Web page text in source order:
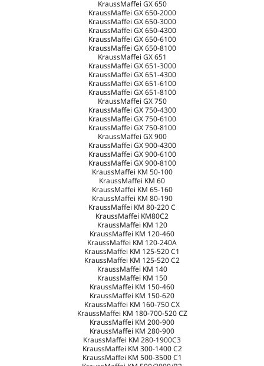
KraussMaffei GX 650
KraussMaffei GX 650-2000
KraussMaffei GX 650-3000
KraussMaffei GX 650-4300
KraussMaffei GX 650-6100
KraussMaffei GX 650-8100
KraussMaffei GX 651
KraussMaffei GX 651-3000
KraussMaffei GX 651-4300
KraussMaffei GX 651-6100
KraussMaffei GX 651-8100
KraussMaffei GX 750
KraussMaffei GX 750-4300
KraussMaffei GX 750-6100
KraussMaffei GX 750-8100
KraussMaffei GX 900
KraussMaffei GX 900-4300
KraussMaffei GX 900-6100
KraussMaffei GX 900-8100
KraussMaffei KM 50-100
KraussMaffei KM 60
KraussMaffei KM 65-160
KraussMaffei KM 80-190
KraussMaffei KM 80-220 C
KraussMaffei KM80C2
KraussMaffei KM 120
KraussMaffei KM 120-460
KraussMaffei KM 120-240A
KraussMaffei KM 125-520 C1
KraussMaffei KM 125-520 C2
KraussMaffei KM 140
KraussMaffei KM 150
KraussMaffei KM 150-460
KraussMaffei KM 150-620
KraussMaffei KM 160-750 CX
KraussMaffei KM 180-700-520 CZ
KraussMaffei KM 200-900
KraussMaffei KM 280-900
KraussMaffei KM 280-1900C3
KraussMaffei KM 300-1400 C2
KraussMaffei KM 500-3500 C1